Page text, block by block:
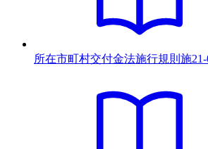
所在市町村交付金法施行規則 施